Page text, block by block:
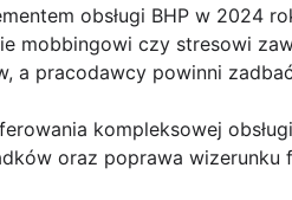
obsługi BHP w 2024
mobbingowi czy stresowi
a pracodawcy powinni
kompleksowej
oraz poprawa